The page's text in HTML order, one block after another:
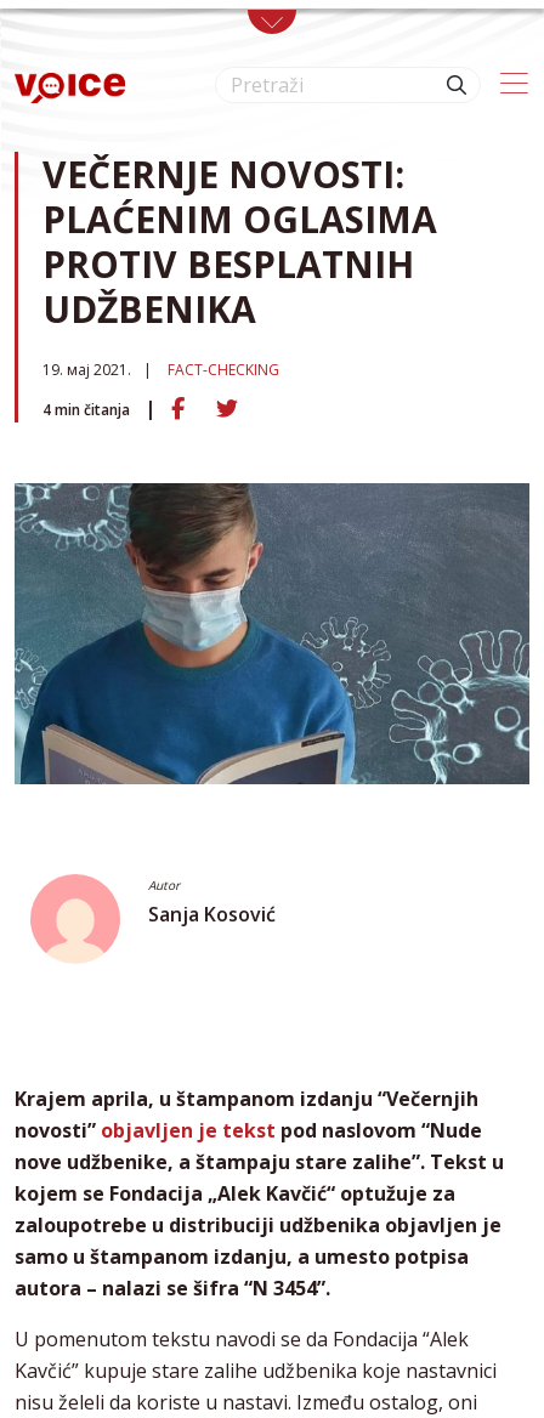
Skip to main content
VEČERNJE NOVOSTI:
PLAĆENIM OGLASIMA
PROTIV BESPLATNIH
UDŽBENIKA
19. мај 2021.
FACT-CHECKING
4min čitanja
Autor
Sanja Kosović
Krajem aprila, u štampanom izdanju “Večernjih
novosti” objavljen je tekst pod naslovom “Nude
nove udžbenike, a štampaju stare zalihe”. Tekst u
kojem se Fondacija „Alek Kavčić“ optužuje za
zaloupotrebe u distribuciji udžbenika objavljen je
samo u štampanom izdanju, a umesto potpisa
autora – nalazi se šifra “N 3454”.
U pomenutom tekstu navodi se da Fondacija “Alek
Kavčić” kupuje stare zalihe udžbenika koje nastavnici
nisu želeli da koriste u nastavi. Između ostalog, oni